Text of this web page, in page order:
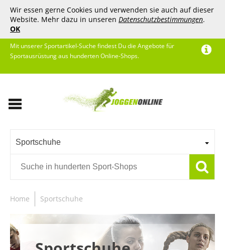
Wir essen gerne Cookies und verwenden sie auch auf dieser
Website. Mehr dazu in unseren Datenschutzbestimmungen.
OK
Mit unserer Sportartikel-Suche findest Du die Angebote für
Sportausrüstung aus hunderten Online-Shops.
Sportschuhe
Home Sportschuhe